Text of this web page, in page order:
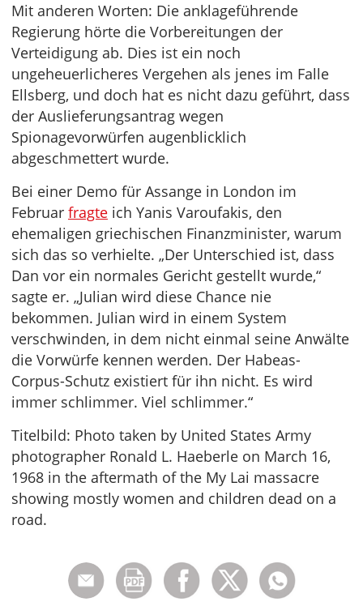
Mit anderen Worten: Die anklageführende
Regierung hörte die Vorbereitungen der
Verteidigung ab. Dies ist ein noch
ungeheuerlicheres Vergehen als jenes im Falle
Ellsberg, und doch hat es nicht dazu geführt, dass
der Auslieferungsantrag wegen
Spionagevorwürfen augenblicklich
abgeschmettert wurde.
Bei einer Demo für Assange in London im
Februar fragte ich Yanis Varoufakis, den
ehemaligen griechischen Finanzminister, warum
sich das so verhielte. „Der Unterschied ist, dass
Dan vor ein normales Gericht gestellt wurde,“
sagte er. „Julian wird diese Chance nie
bekommen. Julian wird in einem System
verschwinden, in dem nicht einmal seine Anwälte
die Vorwürfe kennen werden. Der Habeas-
Corpus-Schutz existiert für ihn nicht. Es wird
immer schlimmer. Viel schlimmer.“
Titelbild: Photo taken by United States Army
photographer Ronald L. Haeberle on March 16,
1968 in the aftermath of the My Lai massacre
showing mostly women and children dead on a
road.